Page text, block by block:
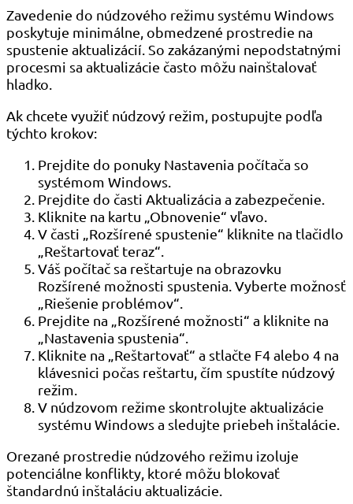
Zavedenie do núdzového režimu systému Windows
poskytuje minimálne, obmedzené prostredie na
spustenie aktualizácií. So zakázanými nepodstatnými
procesmi sa aktualizácie často môžu nainštalovať
hladko.
Ak chcete využiť núdzový režim, postupujte podľa
týchto krokov:
Prejdite do ponuky Nastavenia počítača so
systémom Windows.
Prejdite do časti Aktualizácia a zabezpečenie.
Kliknite na kartu „Obnovenie“ vľavo.
V časti „Rozšírené spustenie“ kliknite na tlačidlo
„Reštartovať teraz“.
Váš počítač sa reštartuje na obrazovku
Rozšírené možnosti spustenia. Vyberte možnosť
„Riešenie problémov“.
Prejdite na „Rozšírené možnosti“ a kliknite na
„Nastavenia spustenia“.
Kliknite na „Reštartovať“ a stlačte F4 alebo 4 na
klávesnici počas reštartu, čím spustíte núdzový
režim.
V núdzovom režime skontrolujte aktualizácie
systému Windows a sledujte priebeh inštalácie.
Orezané prostredie núdzového režimu izoluje
potenciálne konflikty, ktoré môžu blokovať
štandardnú inštaláciu aktualizácie.